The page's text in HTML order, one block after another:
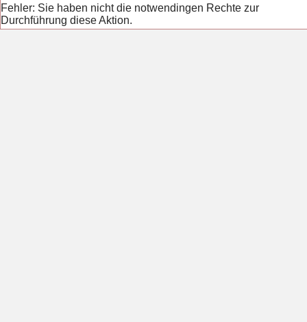
Fehler: Sie haben nicht die notwendingen Rechte zur
Durchführung diese Aktion.